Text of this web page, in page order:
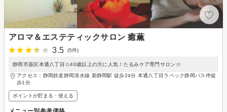
アロマ＆エステティックサロン 癒薫
3.5
(5件)
静岡市葵区本通八丁目☆40歳以上の方に人気！たるみケア専門サロン☆
アクセス：静岡鉄道静岡清水線 新静岡駅 徒歩24分 本通八丁目ラペック静岡バス停徒
歩1分
ポイントが貯まる・使える